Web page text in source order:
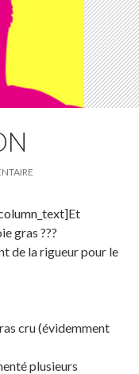
Et
gras ???
de la rigueur pour le
cru (évidemment
plusieurs